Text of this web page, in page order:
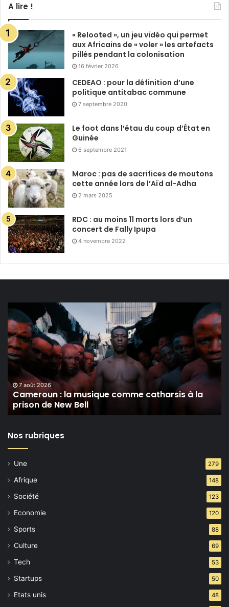
A lire !
« Relooted », un jeu vidéo qui permet
aux Africains de « voler » les artefacts
pillés pendant la colonisation
16 février 2026
CEDEAO : pour la définition d’une
politique antitabac commune
7 septembre 2020
Le foot dans l’étau du coup d’État en
Guinée
6 septembre 2021
Maroc : pas de sacrifices de moutons
cette année lors de l’Aïd al-Adha
2 mars 2025
RDC : au moins 11 morts lors d’un
concert de Fally Ipupa
4 novembre 2022
la
musique
comme
catharsis
à
prison
de
New
Bell
7 août 2026
Cameroun : la musique comme catharsis à la
prison de New Bell
Nos rubriques
Une 279
Afrique 148
Société 123
Economie 120
Sports 88
Culture 69
Tech 53
Startups 50
Etats unis 48